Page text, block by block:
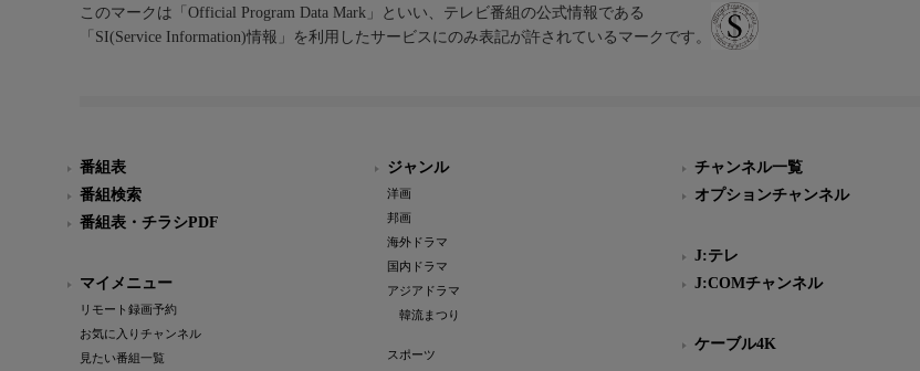
このマークは「Official Program Data Mark」といい、テレビ番組の公式情報である
「SI(Service Information)情報」を利用したサービスにのみ表記が許されているマークです。
番組表
番組検索
番組表・チラシPDF
マイメニュー
リモート録画予約
お気に入りチャンネル
見たい番組一覧
ジャンル
洋画
邦画
海外ドラマ
国内ドラマ
アジアドラマ
韓流まつり
スポーツ
チャンネル一覧
オプションチャンネル
J:テレ
J:COMチャンネル
ケーブル4K